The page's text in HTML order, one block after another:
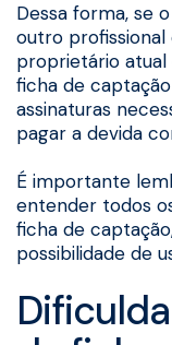
Dessa forma, se
outro
proprietário
ficha de
assinaturas
pagar a devida
É importante
entender todos
ficha de
possibilidade de